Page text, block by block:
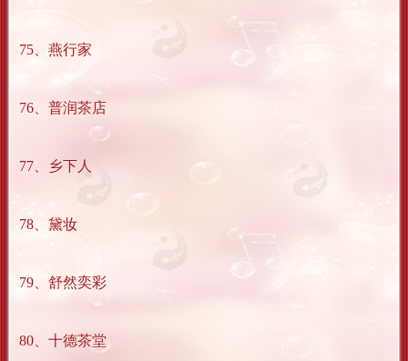
75、燕行家
76、普润茶店
77、乡下人
78、黛妆
79、舒然奕彩
80、十德茶堂